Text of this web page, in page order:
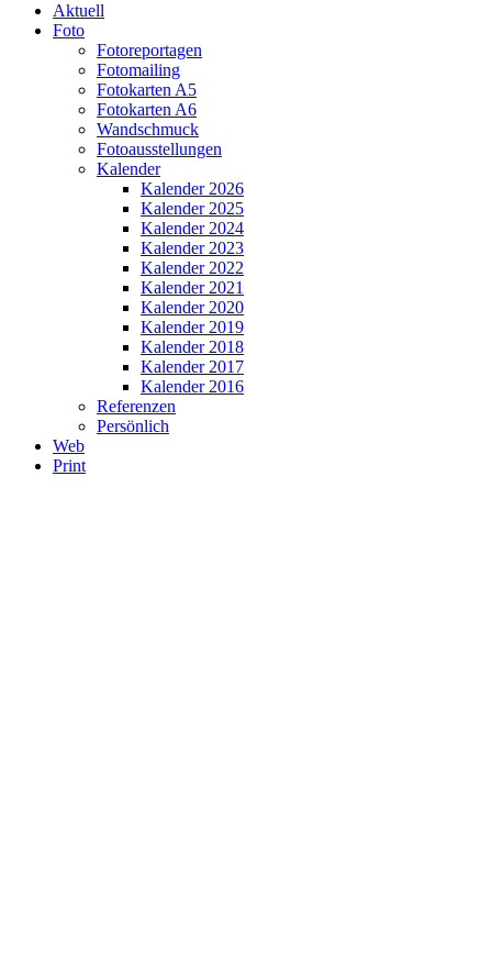
Aktuell
Foto
Fotoreportagen
Fotomailing
Fotokarten A5
Fotokarten A6
Wandschmuck
Fotoausstellungen
Kalender
Kalender 2026
Kalender 2025
Kalender 2024
Kalender 2023
Kalender 2022
Kalender 2021
Kalender 2020
Kalender 2019
Kalender 2018
Kalender 2017
Kalender 2016
Referenzen
Persönlich
Web
Print